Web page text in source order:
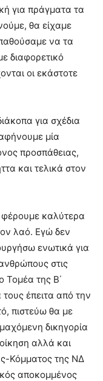
για πράγματα τα
θα είχαμε
να τα
διαφορετικό
οι εκάστοτε
για σχέδια
μία
προσπάθειας,
και τελικά στον
καλύτερα
λαό. Εγώ δεν
ενωτικά για
στις
Τομέα της Β΄
έπειτα από την
πιστεύω θα με
δικηγορία
αλλά και
Κόμματος της ΝΔ
αποκομμένος